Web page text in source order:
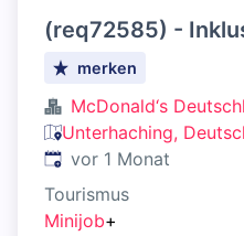
(req72585) -
merken
McDonald‘s
Unterhaching,
Veröffentlicht:
vor 1 Monat
Tourismus
Minijob+